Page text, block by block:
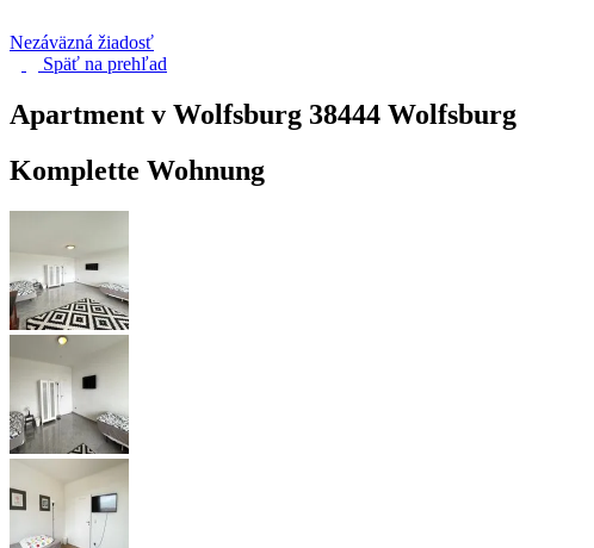
Nezáväzná žiadosť
Späť na prehľad
Apartment v Wolfsburg 38444 Wolfsburg
Komplette Wohnung